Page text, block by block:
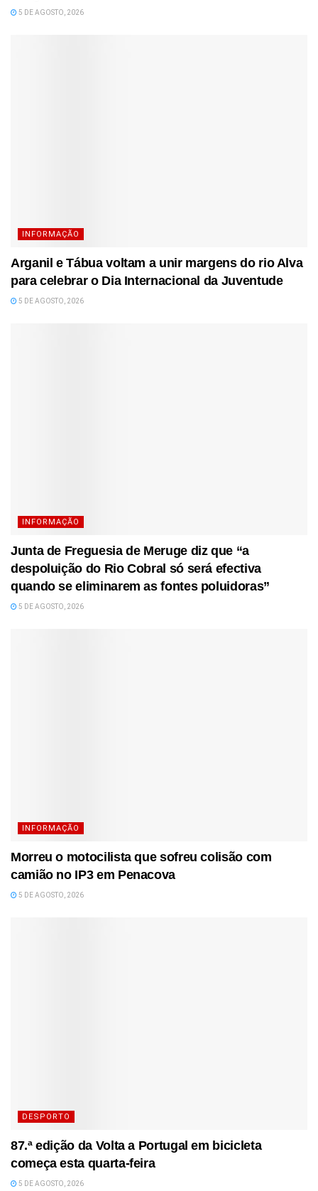
5 DE AGOSTO, 2026
INFORMAÇÃO
Arganil e Tábua voltam a unir margens do rio Alva
para celebrar o Dia Internacional da Juventude
5 DE AGOSTO, 2026
INFORMAÇÃO
Junta de Freguesia de Meruge diz que “a
despoluição do Rio Cobral só será efectiva
quando se eliminarem as fontes poluidoras”
5 DE AGOSTO, 2026
INFORMAÇÃO
Morreu o motocilista que sofreu colisão com
camião no IP3 em Penacova
5 DE AGOSTO, 2026
DESPORTO
87.ª edição da Volta a Portugal em bicicleta
começa esta quarta-feira
5 DE AGOSTO, 2026